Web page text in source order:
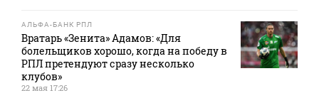
АЛЬФА-БАНК РПЛ
Вратарь «Зенита» Адамов: «Для
болельщиков хорошо, когда на победу в
РПЛ претендуют сразу несколько
клубов»
22 мая 17:26